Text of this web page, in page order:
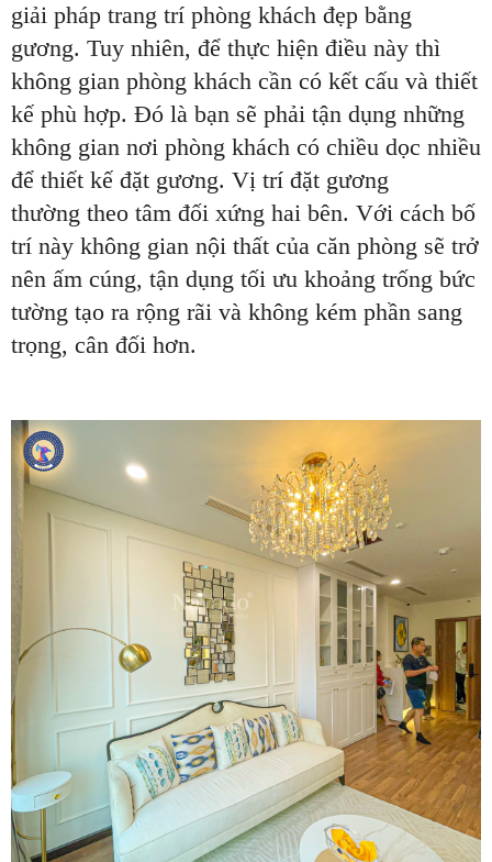
giải pháp trang trí phòng khách đẹp bằng
gương. Tuy nhiên, để thực hiện điều này thì
không gian phòng khách cần có kết cấu và thiết
kế phù hợp. Đó là bạn sẽ phải tận dụng những
không gian nơi phòng khách có chiều dọc nhiều
để thiết kế đặt gương. Vị trí đặt gương
thường theo tâm đối xứng hai bên. Với cách bố
trí này không gian nội thất của căn phòng sẽ trở
nên ấm cúng, tận dụng tối ưu khoảng trống bức
tường tạo ra rộng rãi và không kém phần sang
trọng, cân đối hơn.